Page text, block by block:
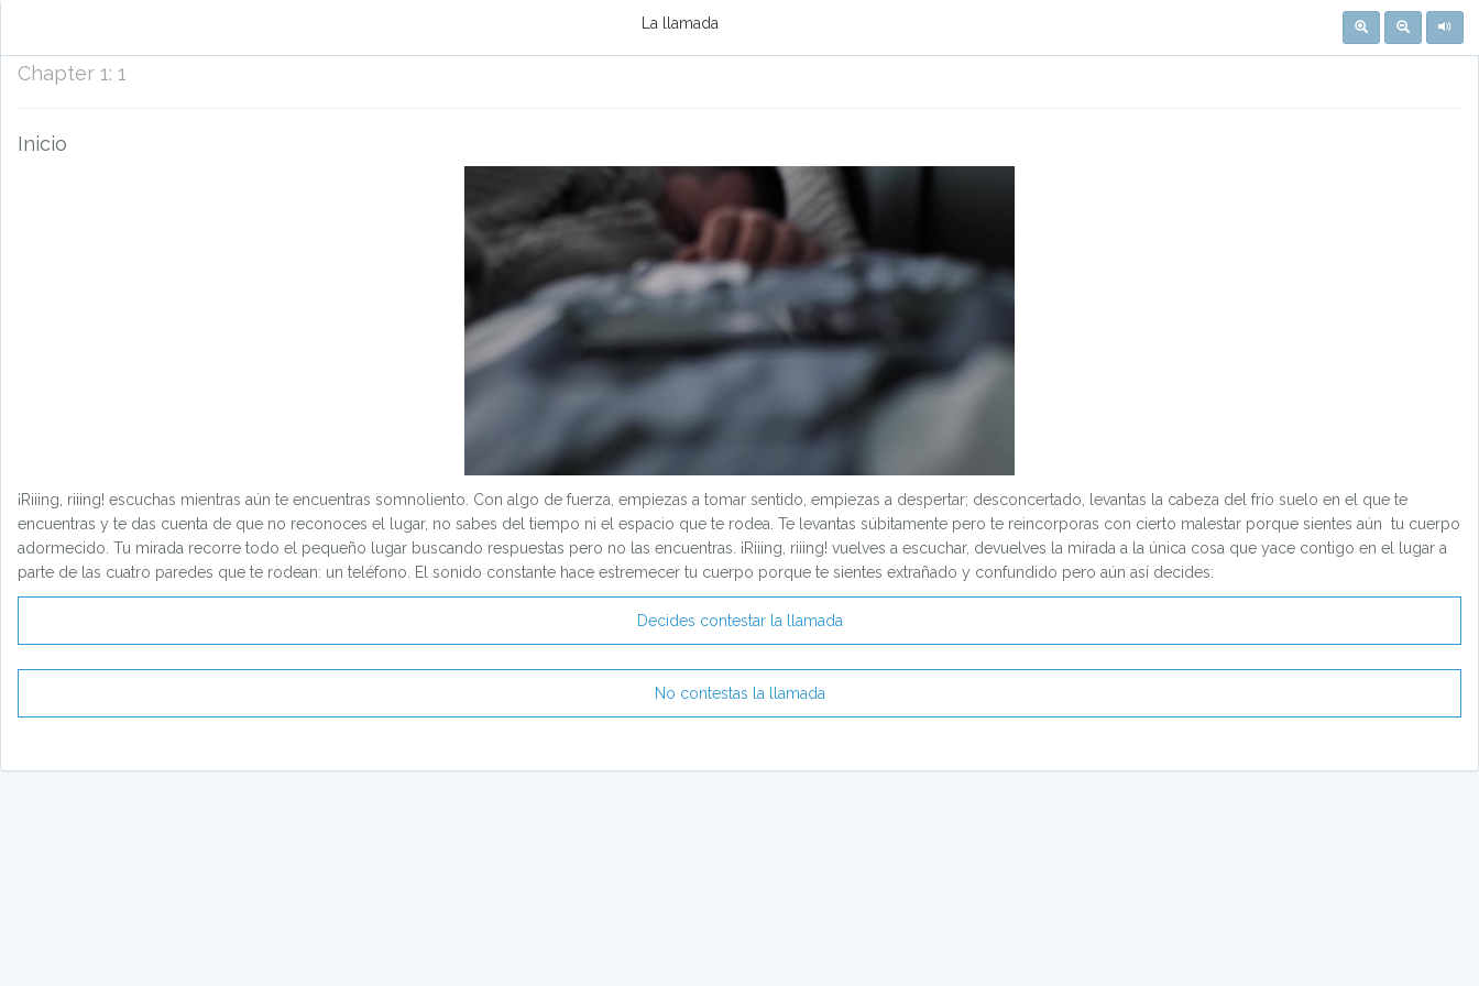
La llamada
Chapter 1: 1
Inicio
¡Riiing, riiing! escuchas mientras aún te encuentras somnoliento. Con algo de fuerza, empiezas a tomar sentido, empiezas a despertar; desconcertado, levantas la cabeza del frío suelo en el que te
encuentras y te das cuenta de que no reconoces el lugar, no sabes del tiempo ni el espacio que te rodea. Te levantas súbitamente pero te reincorporas con cierto malestar porque sientes aún tu cuerpo
adormecido. Tu mirada recorre todo el pequeño lugar buscando respuestas pero no las encuentras. ¡Riiing, riiing! vuelves a escuchar, devuelves la mirada a la única cosa que yace contigo en el lugar a
parte de las cuatro paredes que te rodean: un teléfono. El sonido constante hace estremecer tu cuerpo porque te sientes extrañado y confundido pero aún así decides:
Decides contestar la llamada
No contestas la llamada